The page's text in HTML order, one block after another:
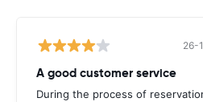
26-
A good customer service
During the process of